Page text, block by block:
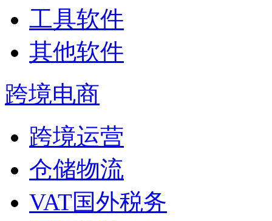
工具软件
其他软件
跨境电商
跨境运营
仓储物流
VAT国外税务